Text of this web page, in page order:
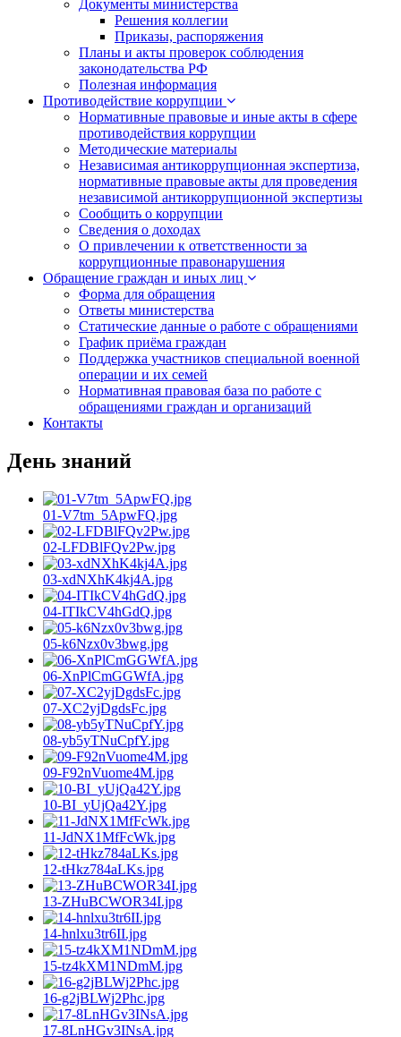
Документы министерства
Решения коллегии
Приказы, распоряжения
Планы и акты проверок соблюдения
законодательства РФ
Полезная информация
Противодействие коррупции
Нормативные правовые и иные акты в сфере
противодействия коррупции
Методические материалы
Независимая антикоррупционная экспертиза,
нормативные правовые акты для проведения
независимой антикоррупционной экспертизы
Сообщить о коррупции
Сведения о доходах
О привлечении к ответственности за
коррупционные правонарушения
Обращение граждан и иных лиц
Форма для обращения
Ответы министерства
Статические данные о работе с обращениями
График приёма граждан
Поддержка участников специальной военной
операции и их семей
Нормативная правовая база по работе с
обращениями граждан и организаций
Контакты
День знаний
01-V7tm_5ApwFQ.jpg
02-LFDBlFQv2Pw.jpg
03-xdNXhK4kj4A.jpg
04-ITIkCV4hGdQ.jpg
05-k6Nzx0v3bwg.jpg
06-XnPlCmGGWfA.jpg
07-XC2yjDgdsFc.jpg
08-yb5yTNuCpfY.jpg
09-F92nVuome4M.jpg
10-BI_yUjQa42Y.jpg
11-JdNX1MfFcWk.jpg
12-tHkz784aLKs.jpg
13-ZHuBCWOR34I.jpg
14-hnlxu3tr6II.jpg
15-tz4kXM1NDmM.jpg
16-g2jBLWj2Phc.jpg
17-8LnHGv3INsA.jpg